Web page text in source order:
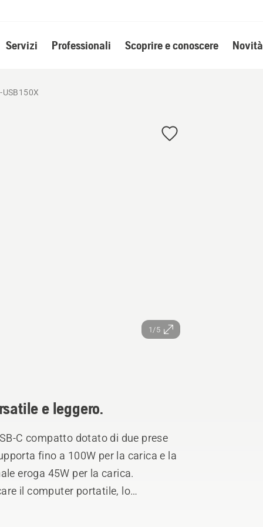
Servizi Professionali Scoprire e conoscere
1/5
e leggero.
C compatto dotato di due prese
fino a 100W per la carica e la
eroga 45W per la carica.
il computer portatile, lo